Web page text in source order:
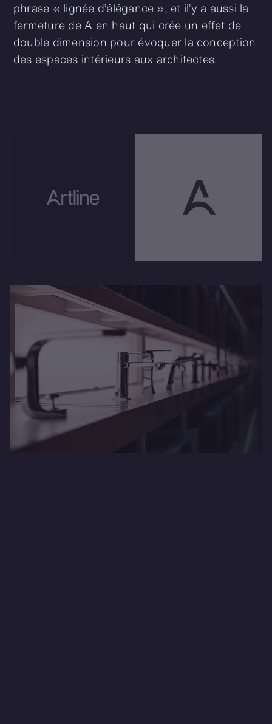
phrase « lignée d’élégance », et il’y a aussi la
fermeture de A en haut qui crée un effet de
double dimension pour évoquer la conception
des espaces intérieurs aux architectes.